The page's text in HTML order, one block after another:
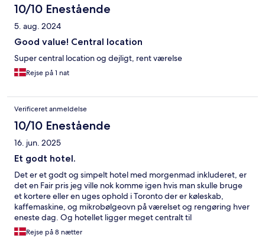
10/10 Enestående
5. aug. 2024
Good value! Central location
Super central location og dejligt, rent værelse
Rejse på 1 nat
Verificeret anmeldelse
10/10 Enestående
16. jun. 2025
Et godt hotel.
Det er et godt og simpelt hotel med morgenmad inkluderet, er
det en Fair pris jeg ville nok komme igen hvis man skulle bruge
et kortere eller en uges ophold i Toronto der er køleskab,
kaffemaskine, og mikrobølgeovn på værelset og rengøring hver
eneste dag. Og hotellet ligger meget centralt til
seværdighederne.
Rejse på 8 nætter